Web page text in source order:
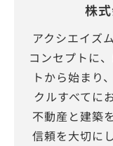
株
アクシエイズ
コンセプトに
トから始まり
クルすべてに
不動産と建築
信頼を大切に